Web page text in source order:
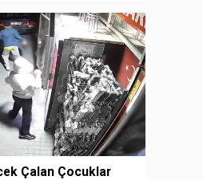
Çalan Çocuklar